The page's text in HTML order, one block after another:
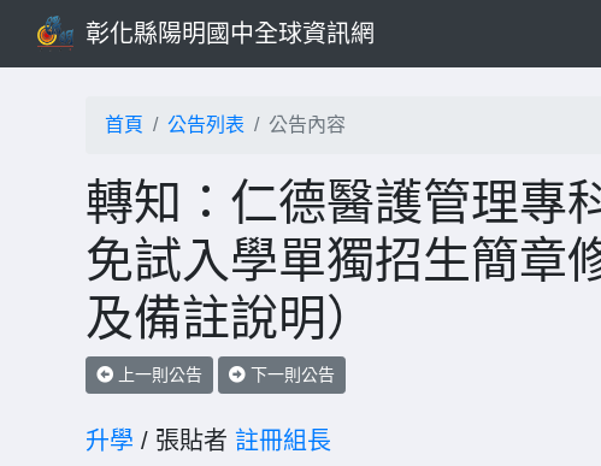
彰化縣陽明國中全球資訊網
首頁 公告列表 公告內容
轉知：仁德醫護管理專
免試入學單獨招生簡章
及備註說明）
上一則公告 下一則公告
升學 / 張貼者 註冊組長